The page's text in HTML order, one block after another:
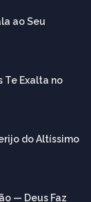
ao Seu
Te Exalta no
do Altíssimo
— Deus Faz